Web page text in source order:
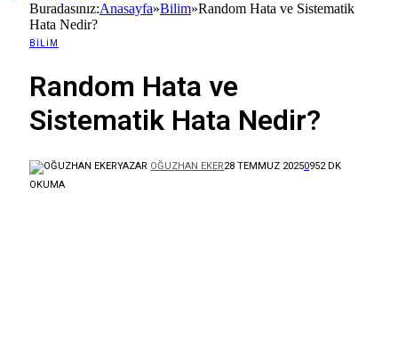
Buradasınız:Anasayfa»Bilim»Random Hata ve Sistematik
Hata Nedir?
BILIM
Random Hata ve
Sistematik Hata Nedir?
YAZAR OĞUZHAN EKER28 TEMMUZ 20250952 DK
OKUMA